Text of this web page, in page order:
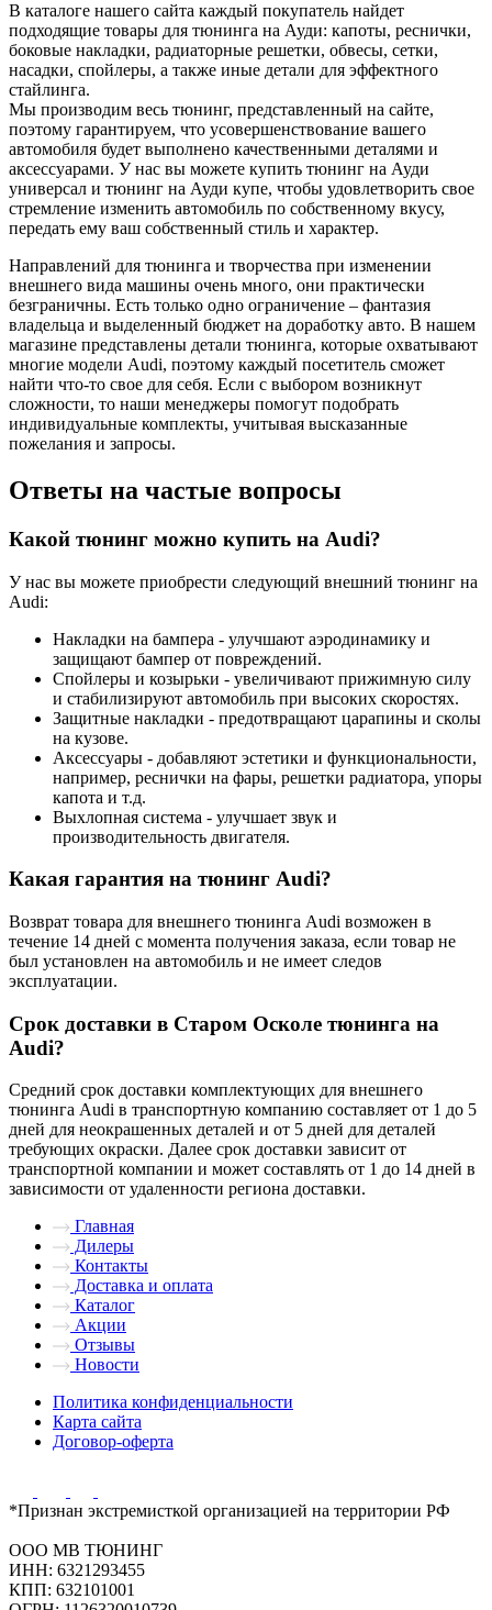
В каталоге нашего сайта каждый покупатель найдет
подходящие товары для тюнинга на Ауди: капоты, реснички,
боковые накладки, радиаторные решетки, обвесы, сетки,
насадки, спойлеры, а также иные детали для эффектного
стайлинга.
Мы производим весь тюнинг, представленный на сайте,
поэтому гарантируем, что усовершенствование вашего
автомобиля будет выполнено качественными деталями и
аксессуарами. У нас вы можете купить тюнинг на Ауди
универсал и тюнинг на Ауди купе, чтобы удовлетворить свое
стремление изменить автомобиль по собственному вкусу,
передать ему ваш собственный стиль и характер.
Направлений для тюнинга и творчества при изменении
внешнего вида машины очень много, они практически
безграничны. Есть только одно ограничение – фантазия
владельца и выделенный бюджет на доработку авто. В нашем
магазине представлены детали тюнинга, которые охватывают
многие модели Audi, поэтому каждый посетитель сможет
найти что-то свое для себя. Если с выбором возникнут
сложности, то наши менеджеры помогут подобрать
индивидуальные комплекты, учитывая высказанные
пожелания и запросы.
Ответы на частые вопросы
Какой тюнинг можно купить на Audi?
У нас вы можете приобрести следующий внешний тюнинг на
Audi:
Накладки на бампера - улучшают аэродинамику и
защищают бампер от повреждений.
Спойлеры и козырьки - увеличивают прижимную силу
и стабилизируют автомобиль при высоких скоростях.
Защитные накладки - предотвращают царапины и сколы
на кузове.
Аксессуары - добавляют эстетики и функциональности,
например, реснички на фары, решетки радиатора, упоры
капота и т.д.
Выхлопная система - улучшает звук и
производительность двигателя.
Какая гарантия на тюнинг Audi?
Возврат товара для внешнего тюнинга Audi возможен в
течение 14 дней с момента получения заказа, если товар не
был установлен на автомобиль и не имеет следов
эксплуатации.
Cрок доставки в Старом Осколе тюнинга на
Audi?
Средний срок доставки комплектующих для внешнего
тюнинга Audi в транспортную компанию составляет от 1 до 5
дней для неокрашенных деталей и от 5 дней для деталей
требующих окраски. Далее срок доставки зависит от
транспортной компании и может составлять от 1 до 14 дней в
зависимости от удаленности региона доставки.
Главная
Дилеры
Контакты
Доставка и оплата
Каталог
Акции
Отзывы
Новости
Политика конфиденциальности
Карта сайта
Договор-оферта
*Признан экстремисткой организацией на территории РФ
ООО МВ ТЮНИНГ
ИНН: 6321293455
КПП: 632101001